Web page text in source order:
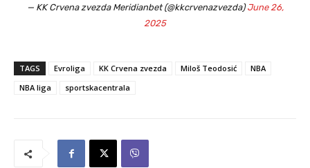
— KK Crvena zvezda Meridianbet (@kkcrvenazvezda)June 26,
2025
TAGS Evroliga KK Crvena zvezda Miloš Teodosić
NBA
NBA liga
sportskacentrala